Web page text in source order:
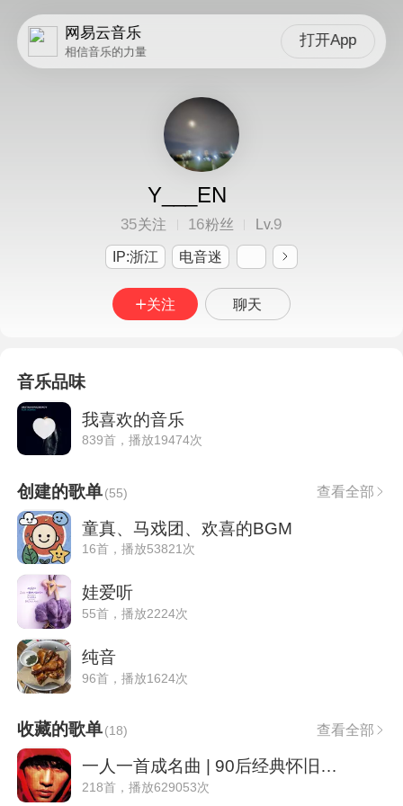
网易云音乐
相信音乐的力量
打开App
Y___EN
35关注 16粉丝 Lv.9
IP:浙江 电音迷
关注 聊天
音乐品味
我喜欢的音乐
839首，播放19474次
创建的歌单(55) 查看全部
童真、马戏团、欢喜的BGM
16首，播放53821次
娃爱听
55首，播放2224次
纯音
96首，播放1624次
收藏的歌单(18) 查看全部
一人一首成名曲 | 90后经典怀旧华语老歌
218首，播放629053次